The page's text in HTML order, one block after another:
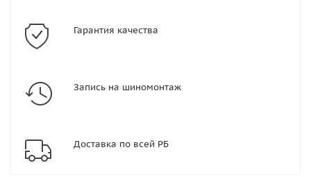
Гарантия качества
Запись на шиномонтаж
Доставка по всей РБ